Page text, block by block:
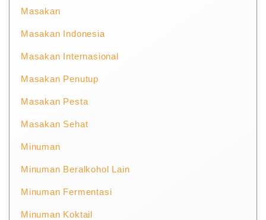
Masakan
Masakan Indonesia
Masakan Internasional
Masakan Penutup
Masakan Pesta
Masakan Sehat
Minuman
Minuman Beralkohol Lain
Minuman Fermentasi
Minuman Koktail